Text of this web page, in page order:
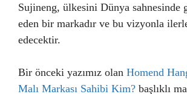
Sujineng, ülkesini Dünya sahnesinde
eden bir markadır ve bu vizyonla
edecektir.
Bir önceki yazımız olan Homend
Malı Markası Sahibi Kim? başlıklı